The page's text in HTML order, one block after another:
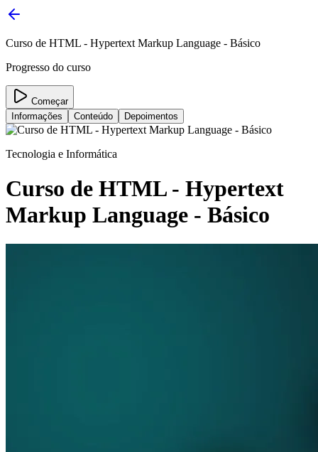
Curso de HTML - Hypertext Markup Language - Básico
Progresso do curso
Começar
Informações
Conteúdo Depoimentos
Tecnologia e Informática
Curso de HTML - Hypertext
Markup Language - Básico